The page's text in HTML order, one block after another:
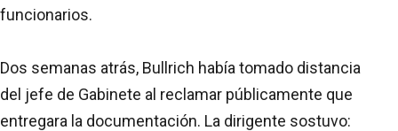
funcionarios.
Dos semanas atrás, Bullrich había tomado distancia
del jefe de Gabinete al reclamar públicamente que
entregara la documentación. La dirigente sostuvo: